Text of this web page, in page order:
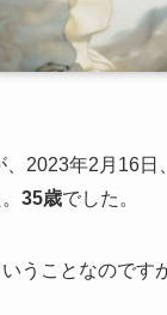
、2023年2月16日
35歳でした。
うことなのです